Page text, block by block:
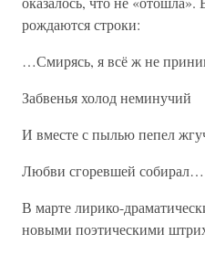
рождаются строки:
…Смирясь, я всё ж не
Забвенья холод неминучий
И вместе с пылью пепел
Любви сгоревшей собирал…
В марте лирико-
новыми поэтическими